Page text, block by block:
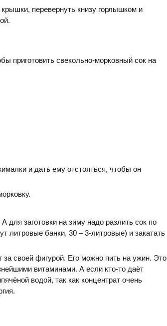
крышки, перевернуть книзу горлышком и
приготовить свекольно-морковный сок на
и дать ему отстояться, чтобы он
для заготовки на зиму надо разлить сок по
литровые банки, 30 – 3-литровые) и закатать
своей фигурой. Его можно пить на ужин. Это
витаминами. А если кто-то даёт
водой, так как концентрат очень